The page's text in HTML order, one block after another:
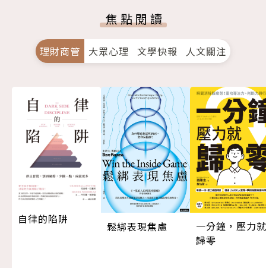
焦點閱讀
理財商管 大眾心理 文學快報 人文關注
自律的陷阱
鬆綁表現焦慮
一分鐘，壓力就
歸零